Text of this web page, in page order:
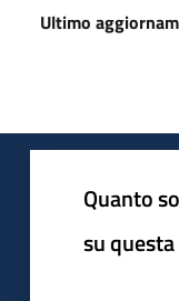
Ultimo
Quanto
su